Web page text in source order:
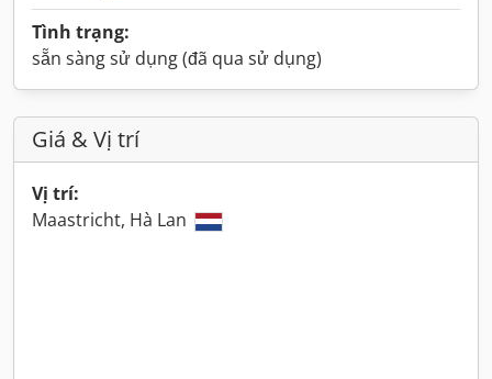
Tình trạng:
sẵn sàng sử dụng (đã qua sử dụng)
Giá & Vị trí
Vị trí:
Maastricht, Hà Lan